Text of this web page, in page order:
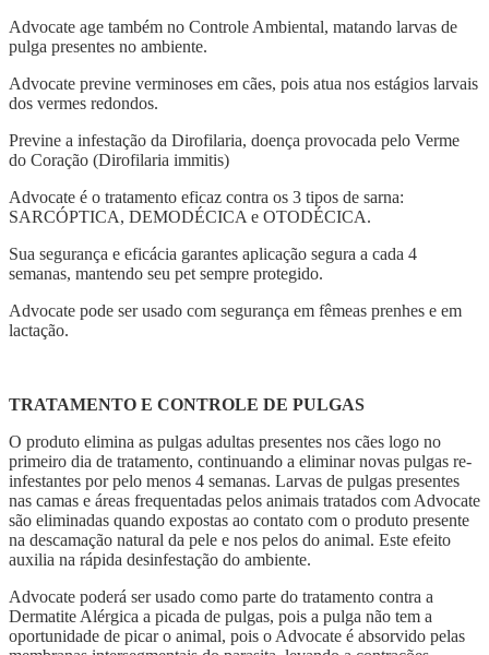
Advocate age também no Controle Ambiental, matando larvas de
pulga presentes no ambiente.
Advocate previne verminoses em cães, pois atua nos estágios larvais
dos vermes redondos.
Previne a infestação da Dirofilaria, doença provocada pelo Verme
do Coração (Dirofilaria immitis)
Advocate é o tratamento eficaz contra os 3 tipos de sarna:
SARCÓPTICA, DEMODÉCICA e OTODÉCICA.
Sua segurança e eficácia garantes aplicação segura a cada 4
semanas, mantendo seu pet sempre protegido.
Advocate pode ser usado com segurança em fêmeas prenhes e em
lactação.
TRATAMENTO E CONTROLE DE PULGAS
O produto elimina as pulgas adultas presentes nos cães logo no
primeiro dia de tratamento, continuando a eliminar novas pulgas re-
infestantes por pelo menos 4 semanas. Larvas de pulgas presentes
nas camas e áreas frequentadas pelos animais tratados com Advocate
são eliminadas quando expostas ao contato com o produto presente
na descamação natural da pele e nos pelos do animal. Este efeito
auxilia na rápida desinfestação do ambiente.
Advocate poderá ser usado como parte do tratamento contra a
Dermatite Alérgica a picada de pulgas, pois a pulga não tem a
oportunidade de picar o animal, pois o Advocate é absorvido pelas